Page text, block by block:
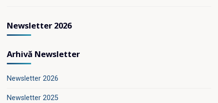
Newsletter 2026
Arhivă Newsletter
Newsletter 2026
Newsletter 2025